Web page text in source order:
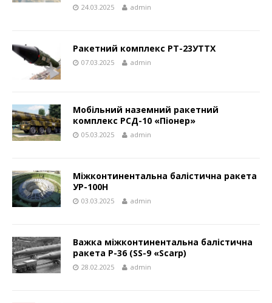
24.03.2025 admin
Ракетний комплекс РТ-23УТТХ
07.03.2025 admin
Мобільний наземний ракетний
комплекс РСД-10 «Піонер»
05.03.2025 admin
Міжконтинентальна балістична ракета
УР-100Н
03.03.2025 admin
Важка міжконтинентальна балістична
ракета Р-36 (SS-9 «Scarp)
28.02.2025 admin